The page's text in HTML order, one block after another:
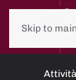
Skip to
Attività